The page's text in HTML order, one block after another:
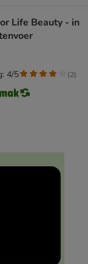
Life Beauty - in
4/5 (2)